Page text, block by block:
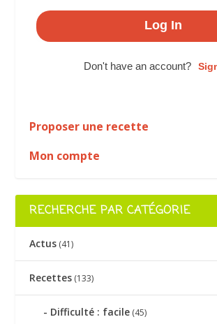
Don't have an account?
Proposer une recette
Mon compte
RECHERCHE PAR CATÉGORIE
Actus (41)
Recettes (133)
Difficulté : facile (45)